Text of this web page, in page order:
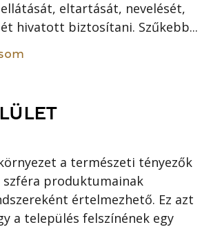
eltartását, nevelését,
hivatott biztosítani. Szűkebb...
a természeti tényezők
szféra produktumainak
értelmezhető. Ez azt
a település felszínének egy